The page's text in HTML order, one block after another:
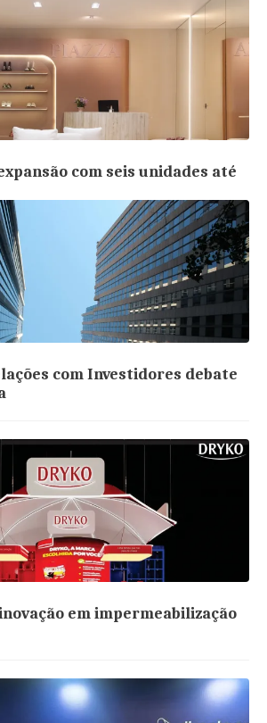
com seis unidades até
com Investidores debate
em impermeabilização